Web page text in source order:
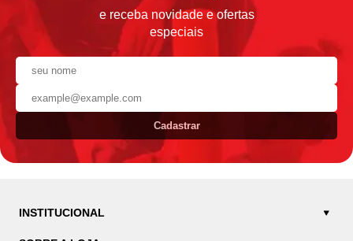
e receba novidade e ofertas
especiais
Cadastrar
INSTITUCIONAL